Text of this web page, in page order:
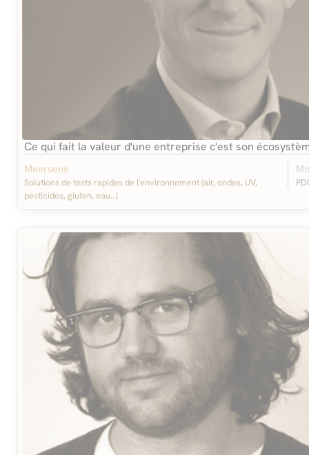
Ce qui fait la valeur d'une entreprise c'est son
Meersens
Solutions de tests rapides de l'environnement (air, ondes, UV,
pesticides, gluten, eau…)